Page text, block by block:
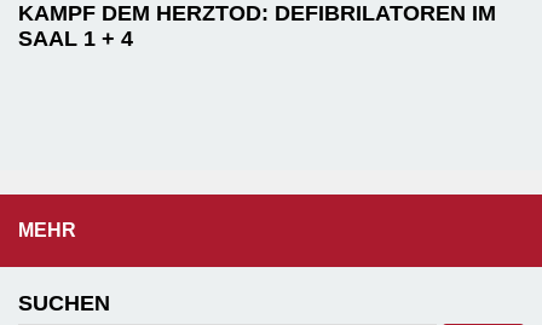
KAMPF DEM HERZTOD: DEFIBRILATOREN IM
SAAL 1 + 4
MEHR
SUCHEN